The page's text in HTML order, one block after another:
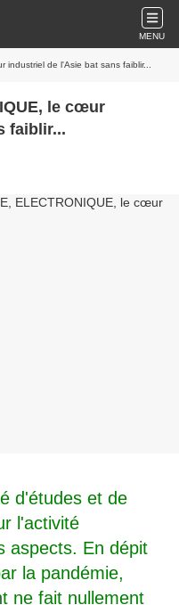
MENU
industriel de l'Asie bat sans faiblir...
le cœur
faiblir...
d'études et de
l'activité
aspects. En dépit
la pandémie,
ne fait nullement